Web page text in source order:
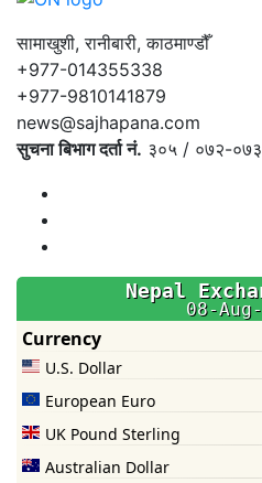
सामाखुशी, रानीबारी, काठमाण्डौँ
+977-014355338
+977-9810141879
news@sajhapana.com
सुचना बिभाग दर्ता नं. ३०५ / ०७२-०७३